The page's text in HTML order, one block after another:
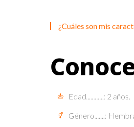
¿Cuáles son mis
Edad............: 2 años.
Género.......: